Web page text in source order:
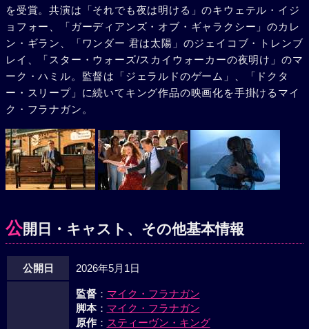
を受賞。共演は「それでも夜は明ける」のキウェテル・イジ
ョフォー、「ガーディアンズ・オブ・ギャラクシー」のカレ
ン・ギラン、「ワンダー 君は太陽」のジェイコブ・トレンブ
レイ、「スター・ウォーズ/スカイウォーカーの夜明け」のマ
ーク・ハミル。監督は「ジェラルドのゲーム」、「ドクタ
ー・スリープ」に続いてキング作品の映画化を手掛けるマイ
ク・フラナガン。
公開日・キャスト、その他基本情報
公開日 2026年5月1日
監督： マイク・フラナガン
脚本： マイク・フラナガン
原作： スティーヴン・キング